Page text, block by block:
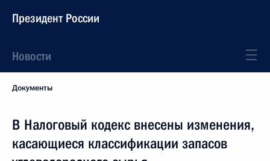
Президент России
Новости
Документы
В Налоговый кодекс внесены изменения,
касающиеся классификации запасов